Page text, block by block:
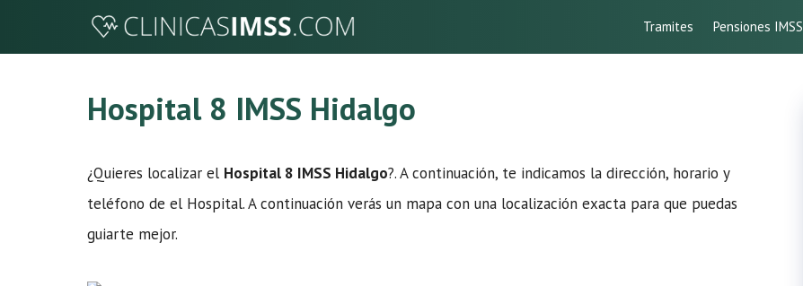
Tramites Pensiones IMSS
Hospital 8 IMSS Hidalgo
¿Quieres localizar el Hospital 8 IMSS Hidalgo?. A continuación, te indicamos la dirección, horario y
teléfono de el Hospital. A continuación verás un mapa con una localización exacta para que puedas
guiarte mejor.